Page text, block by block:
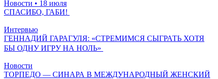
Новости • 18 июля
СПАСИБО, ГАБИ!
Интервью
ГЕННАДИЙ ГАРАГУЛЯ: «СТРЕМИМСЯ СЫГРАТЬ ХОТЯ
БЫ ОДНУ ИГРУ НА НОЛЬ»
Новости
ТОРПЕДО — СИНАРА В МЕЖДУНАРОДНЫЙ ЖЕНСКИЙ